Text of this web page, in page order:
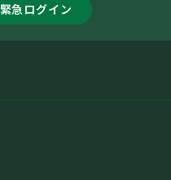
緊急ログイン